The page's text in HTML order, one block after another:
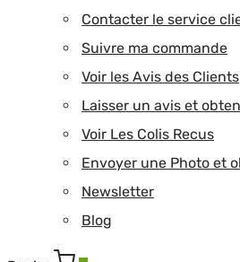
Contacter le service
Suivre ma commande
Voir les Avis des Clients
Laisser un avis et
Voir Les Colis Recus
Envoyer une Photo et
Newsletter
Blog